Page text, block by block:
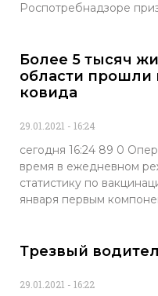
Роспотребнадзоре
Более 5 тысяч
области прошли
ковида
29.01.2021 16:24
сегодня 16:24 89 0
время в ежедневном
статистику по
января первым
Трезвый
29.01.2021 16:22